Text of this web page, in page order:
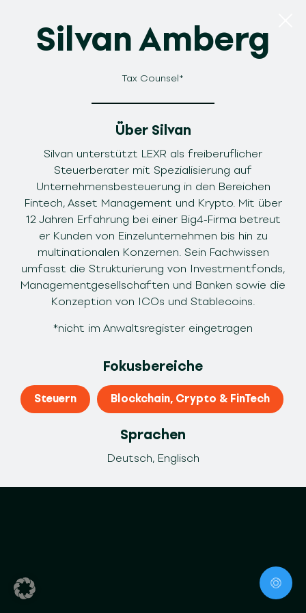
Silvan Amberg
Tax Counsel*
Über Silvan
Silvan unterstützt LEXR als freiberuflicher
Steuerberater mit Spezialisierung auf
Unternehmensbesteuerung in den Bereichen
Fintech, Asset Management und Krypto. Mit über
12 Jahren Erfahrung bei einer Big4-Firma betreut
er Kunden von Einzelunternehmen bis hin zu
multinationalen Konzernen. Sein Fachwissen
umfasst die Strukturierung von Investmentfonds,
Managementgesellschaften und Banken sowie die
Konzeption von ICOs und Stablecoins.
*nicht im Anwaltsregister eingetragen
Fokusbereiche
Steuern Blockchain, Crypto & FinTech
Sprachen
Deutsch, Englisch